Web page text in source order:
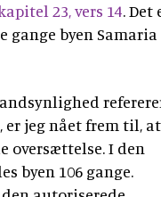
23, vers 14. Det
gange byen Samaria
er jeg nået frem til, at
oversættelse. I den
byen 106 gange.